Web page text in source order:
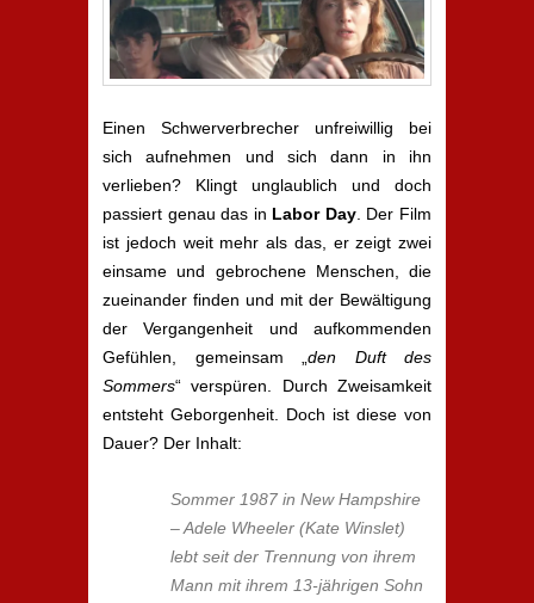
Einen Schwerverbrecher unfreiwillig bei
sich aufnehmen und sich dann in ihn
verlieben? Klingt unglaublich und doch
passiert genau das in Labor Day. Der Film
ist jedoch weit mehr als das, er zeigt zwei
einsame und gebrochene Menschen, die
zueinander finden und mit der Bewältigung
der Vergangenheit und aufkommenden
Gefühlen, gemeinsam „ den Duft des
Sommers“ verspüren. Durch Zweisamkeit
entsteht Geborgenheit. Doch ist diese von
Dauer? Der Inhalt:
Sommer 1987 in New Hampshire
– Adele Wheeler (Kate Winslet)
lebt seit der Trennung von ihrem
Mann mit ihrem 13-jährigen Sohn